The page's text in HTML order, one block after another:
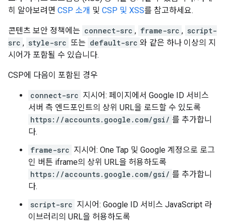
히 알아보려면 CSP 소개 및 CSP 및 XSS를 참고하세요.
콘텐츠 보안 정책에는 connect-src , frame-src , script-
src , style-src 또는 default-src 와 같은 하나 이상의 지
시어가 포함될 수 있습니다.
CSP에 다음이 포함된 경우
connect-src 지시어: 페이지에서 Google ID 서비스
서버 측 엔드포인트의 상위 URL을 로드할 수 있도록
https://accounts.google.com/gsi/ 를 추가합니
다.
frame-src 지시어: One Tap 및 Google 계정으로 로그
인 버튼 iframe의 상위 URL을 허용하도록
https://accounts.google.com/gsi/ 를 추가합니
다.
script-src 지시어: Google ID 서비스 JavaScript 라
이브러리의 URL을 허용하도록